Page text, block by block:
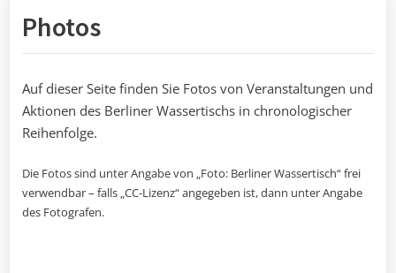
Photos
Auf dieser Seite finden Sie Fotos von Veranstaltungen und
Aktionen des Berliner Wassertischs in chronologischer
Reihenfolge.
Die Fotos sind unter Angabe von „Foto: Berliner Wassertisch“ frei
verwendbar – falls „CC-Lizenz“ angegeben ist, dann unter Angabe
des Fotografen.